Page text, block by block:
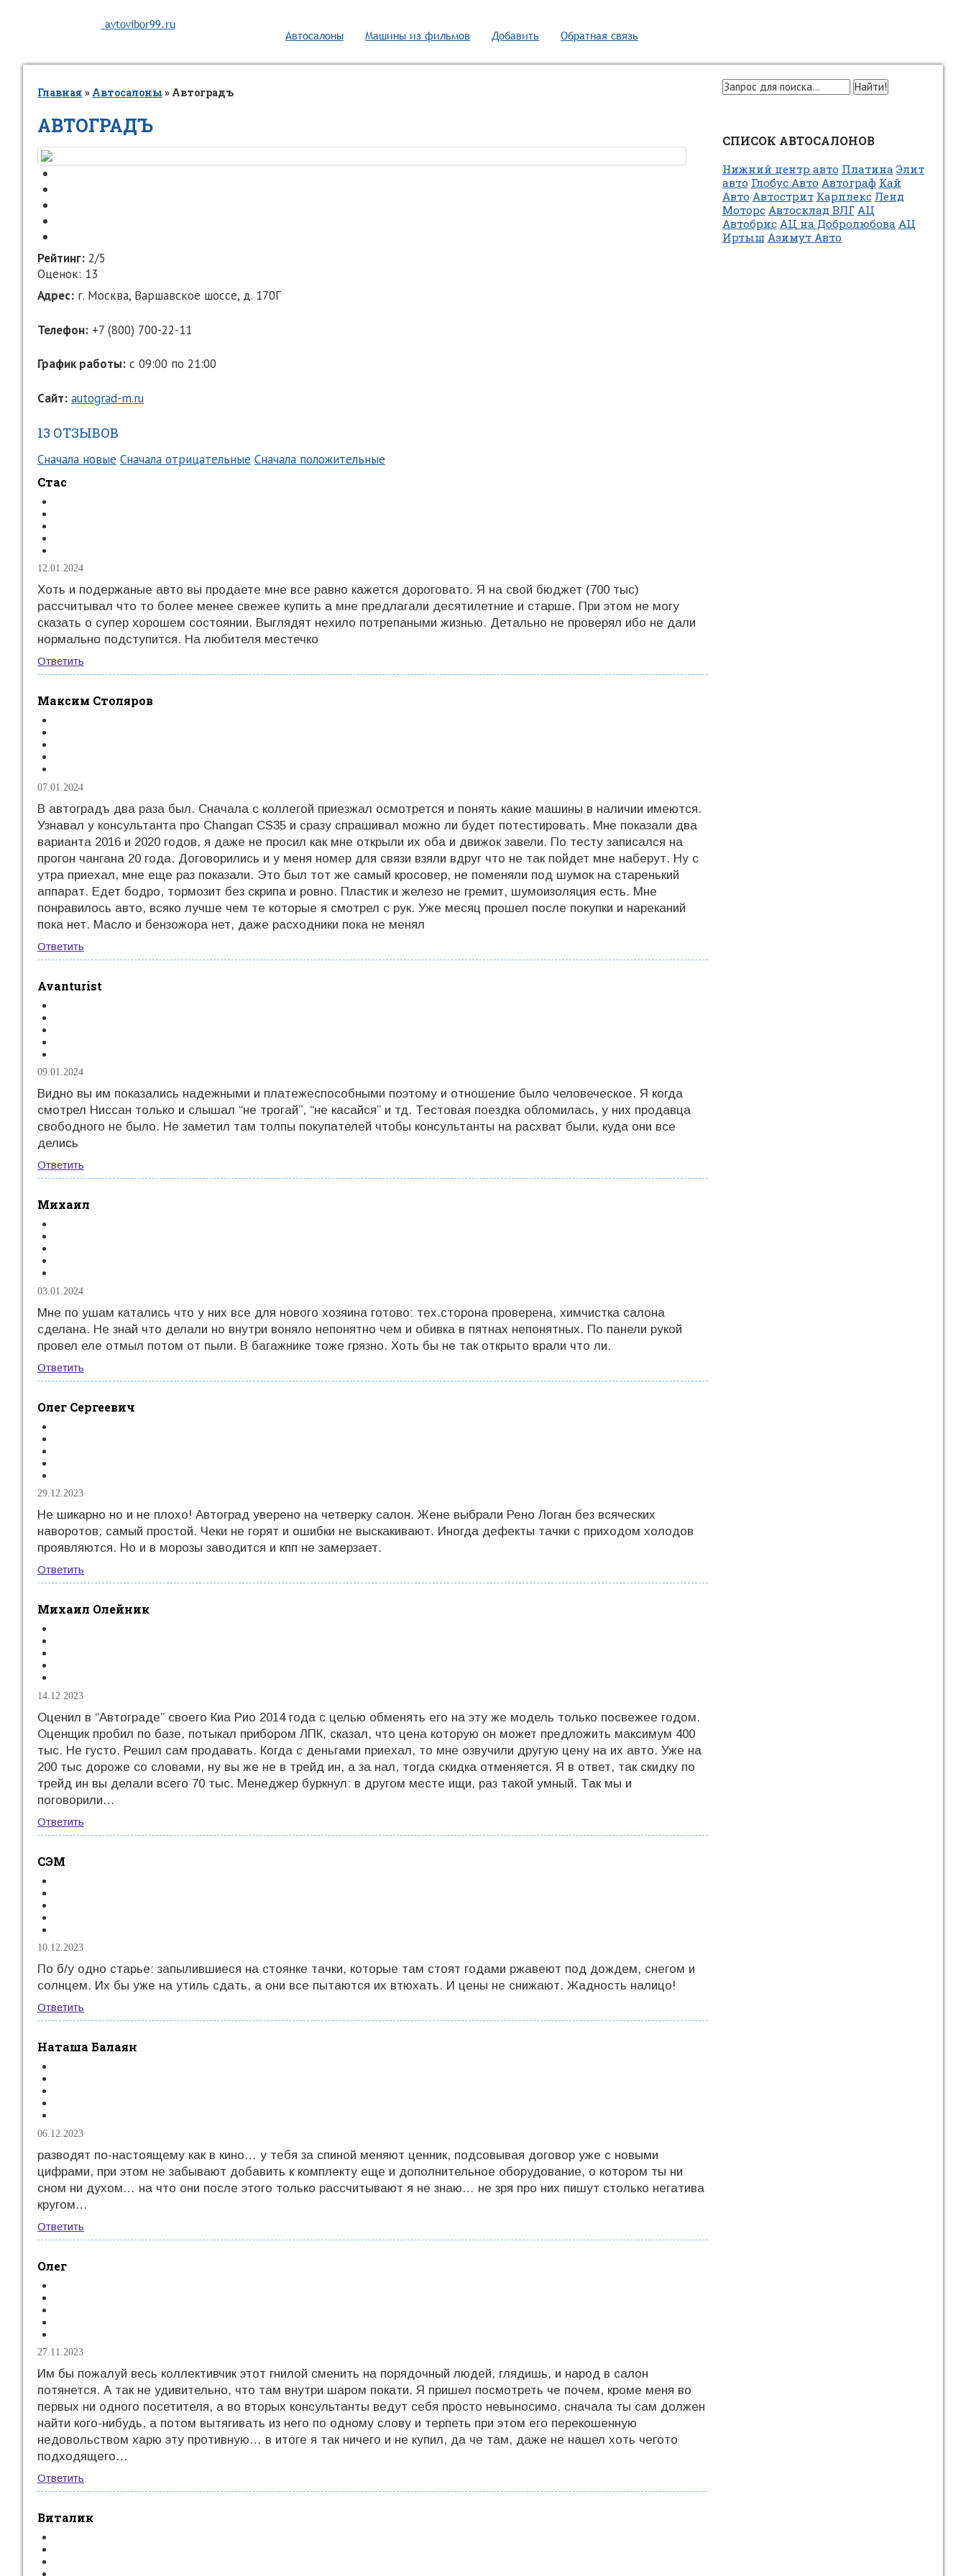
avtovibor99.ru
Автосалоны
Машины из фильмов Добавить Обратная связь
Главная » Автосалоны » Автоградъ
АВТОГРАДЪ
Рейтинг: 2/5
Оценок: 13
Адрес: г. Москва, Варшавское шоссе, д. 170Г
Телефон: +7 (800) 700-22-11
График работы: с 09:00 по 21:00
Сайт: autograd-m.ru
13 ОТЗЫВОВ
Сначала новые Сначала отрицательные Сначала положительные
Стас
12.01.2024
Хоть и подержаные авто вы продаете мне все равно кажется дороговато. Я на свой бюджет (700 тыс)
рассчитывал что то более менее свежее купить а мне предлагали десятилетние и старше. При этом не могу
сказать о супер хорошем состоянии. Выглядят нехило потрепаными жизнью. Детально не проверял ибо не дали
нормально подступится. На любителя местечко
Ответить
Максим Столяров
07.01.2024
В автоградъ два раза был. Сначала с коллегой приезжал осмотрется и понять какие машины в наличии имеются.
Узнавал у консультанта про Changan CS35 и сразу спрашивал можно ли будет потестировать. Мне показали два
варианта 2016 и 2020 годов, я даже не просил как мне открыли их оба и движок завели. По тесту записался на
прогон чангана 20 года. Договорились и у меня номер для связи взяли вдруг что не так пойдет мне наберут. Ну с
утра приехал, мне еще раз показали. Это был тот же самый кросовер, не поменяли под шумок на старенький
аппарат. Едет бодро, тормозит без скрипа и ровно. Пластик и железо не гремит, шумоизоляция есть. Мне
понравилось авто, всяко лучше чем те которые я смотрел с рук. Уже месяц прошел после покупки и нареканий
пока нет. Масло и бензожора нет, даже расходники пока не менял
Ответить
Avanturist
09.01.2024
Видно вы им показались надежными и платежеспособными поэтому и отношение было человеческое. Я когда
смотрел Ниссан только и слышал “не трогай”, “не касайся” и тд. Тестовая поездка обломилась, у них продавца
свободного не было. Не заметил там толпы покупателей чтобы консультанты на расхват были, куда они все
делись
Ответить
Михаил
03.01.2024
Мне по ушам катались что у них все для нового хозяина готово: тех.сторона проверена, химчистка салона
сделана. Не знай что делали но внутри воняло непонятно чем и обивка в пятнах непонятных. По панели рукой
провел еле отмыл потом от пыли. В багажнике тоже грязно. Хоть бы не так открыто врали что ли.
Ответить
Олег Сергеевич
29.12.2023
Не шикарно но и не плохо! Автоград уверено на четверку салон. Жене выбрали Рено Логан без всяческих
наворотов, самый простой. Чеки не горят и ошибки не выскакивают. Иногда дефекты тачки с приходом холодов
проявляются. Но и в морозы заводится и кпп не замерзает.
Ответить
Михаил Олейник
14.12.2023
Оценил в “Автограде” своего Киа Рио 2014 года с целью обменять его на эту же модель только посвежее годом.
Оценщик пробил по базе, потыкал прибором ЛПК, сказал, что цена которую он может предложить максимум 400
тыс. Не густо. Решил сам продавать. Когда с деньгами приехал, то мне озвучили другую цену на их авто. Уже на
200 тыс дороже со словами, ну вы же не в трейд ин, а за нал, тогда скидка отменяется. Я в ответ, так скидку по
трейд ин вы делали всего 70 тыс. Менеджер буркнул: в другом месте ищи, раз такой умный. Так мы и
поговорили…
Ответить
СЭМ
10.12.2023
По б/у одно старье: запылившиеся на стоянке тачки, которые там стоят годами ржавеют под дождем, снегом и
солнцем. Их бы уже на утиль сдать, а они все пытаются их втюхать. И цены не снижают. Жадность налицо!
Ответить
Наташа Балаян
06.12.2023
разводят по-настоящему как в кино… у тебя за спиной меняют ценник, подсовывая договор уже с новыми
цифрами, при этом не забывают добавить к комплекту еще и дополнительное оборудование, о котором ты ни
сном ни духом… на что они после этого только рассчитывают я не знаю… не зря про них пишут столько негатива
кругом…
Ответить
Олег
27.11.2023
Им бы пожалуй весь коллективчик этот гнилой сменить на порядочный людей, глядишь, и народ в салон
потянется. А так не удивительно, что там внутри шаром покати. Я пришел посмотреть че почем, кроме меня во
первых ни одного посетителя, а во вторых консультанты ведут себя просто невыносимо. сначала ты сам должен
найти кого-нибудь, а потом вытягивать из него по одному слову и терпеть при этом его перекошенную
недовольством харю эту противную… в итоге я так ничего и не купил, да че там, даже не нашел хоть чегото
подходящего…
Ответить
Виталик
СПИСОК АВТОСАЛОНОВ
Нижний центр авто Платина Элит
авто Глобус Авто Автограф Кай
Авто Автострит Карплекс Ленд
Моторс Автосклад ВЛГ АЦ
Автобрис АЦ на Добролюбова АЦ
Иртыш Азимут Авто